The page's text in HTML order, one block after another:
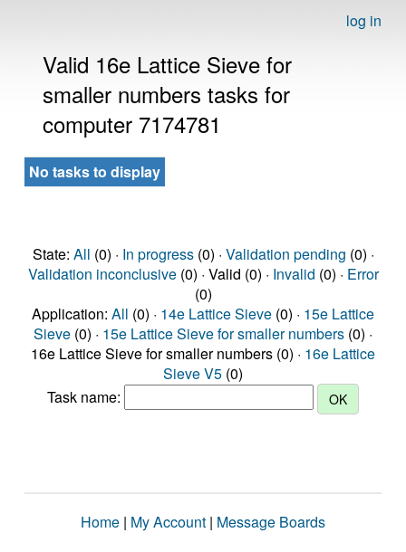
log in
Valid 16e Lattice Sieve for
smaller numbers tasks for
computer 7174781
No tasks to display
State: All (0) · In progress(0) · Validation pending (0) ·
Validation inconclusive(0) · Valid (0) · Invalid (0) · Error
(0)
Application: All (0) · 14e Lattice Sieve (0) · 15e Lattice
Sieve (0) · 15e Lattice Sieve for smaller numbers (0) ·
16e Lattice Sieve for smaller numbers (0) · 16e Lattice
Sieve V5 (0)
Task name:
Home | My Account | Message Boards